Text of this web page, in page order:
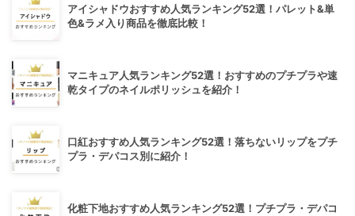
アイシャドウおすすめ人気ランキング52選！パレット&単
色&ラメ入り商品を徹底比較！
マニキュア人気ランキング52選！おすすめのプチプラや速
乾タイプのネイルポリッシュを紹介！
口紅おすすめ人気ランキング52選！落ちないリップをプチ
プラ・デパコス別に紹介！
化粧下地おすすめ人気ランキング52選！プチプラ・デパコ